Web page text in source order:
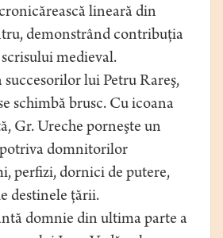
lineară din
demonstrând contribuţia
medieval.
lui Petru Rareş,
schimbă brusc. Cu icoana
Gr. Ureche porneşte un
domnitorilor
perfizi, dornici de putere,
destinele ţării.
domnie din ultima parte a